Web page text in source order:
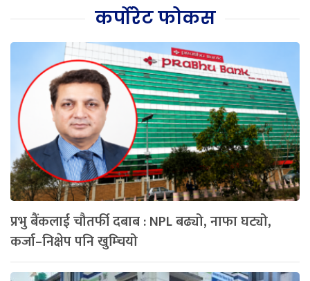
कर्पोरेट फोकस
प्रभु बैंकलाई चौतर्फी दबाब : NPL बढ्यो, नाफा घट्यो,
कर्जा–निक्षेप पनि खुम्चियो